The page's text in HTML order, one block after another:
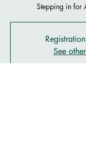
Stepping in for
See